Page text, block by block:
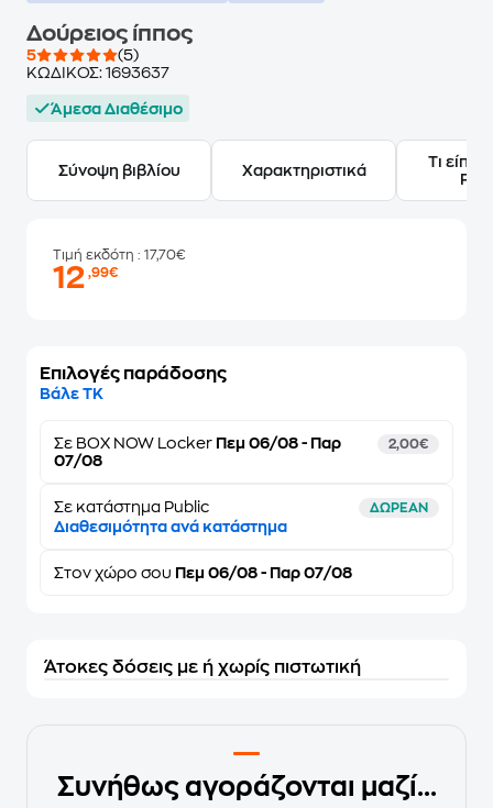
Δούρειος ίππος
5
(5)
ΚΩΔΙΚΟΣ: 1693637
Άμεσα Διαθέσιμο
Σύνοψη βιβλίου Χαρακτηριστικά
Τι
Τιμή εκδότη : 17,70€
12,99€
Επιλογές παράδοσης
Βάλε ΤΚ
Σε BOX NOW Locker Πεμ 06/08 - Παρ
07/08
2,00€
Σε κατάστημα Public ΔΩΡΕΑΝ
Διαθεσιμότητα ανά κατάστημα
Στον χώρο σου Πεμ 06/08 - Παρ 07/08
Άτοκες δόσεις με ή χωρίς πιστωτική
Συνήθως αγοράζονται μαζί...